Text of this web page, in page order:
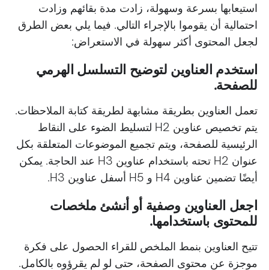
استيعابها بسرعة وسهولة، زادت مدة بقائهم وزادت
احتمالية أن يقوموا بالإجراء التالي. فيما يلي بعض الطرق
لجعل المحتوى أكثر سهولة في الاستعراض:
استخدم العناوين لتوضيح التسلسل الهرمي
للصفحة.
تعمل العناوين بطريقة مشابهة لطريقة كتابة الملاحظات.
يتم تخصيص عناوين H2 لتسليط الضوء على النقاط
الرئيسية للصفحة، ويتم تجميع الموضوعات المتعلقة بكل
عنوان H2 تحته باستخدام عناوين H3 عند الحاجة. يمكن
أيضًا تضمين عناوين H4 و H5 أسفل عناوين H3.
اجعل العناوين وصفية أو أنشئ ملخصات
للمحتوى باستخدامها.
تتيح العناوين بنمط الملخص للقراء الحصول على فكرة
موجزة عن محتوى الصفحة، حتى لو لم يقرؤوه بالكامل.